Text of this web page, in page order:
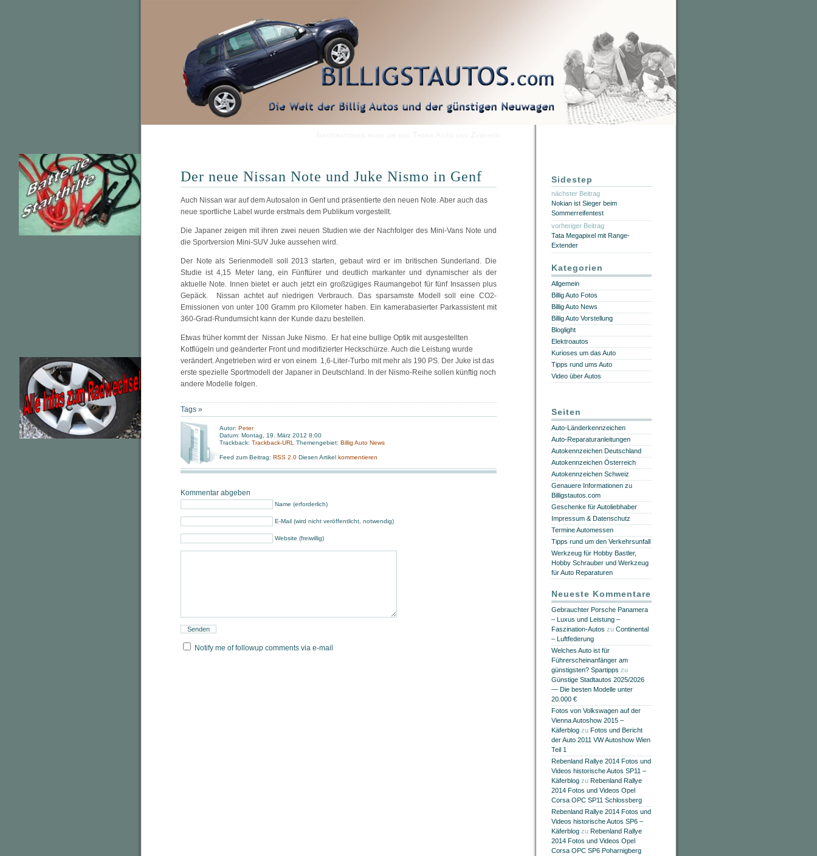
Der neue Nissan Note und Juke Nismo in Genf
Auch Nissan war auf dem Autosalon in Genf und präsentierte den neuen Note. Aber auch das
neue sportliche Label wurde erstmals dem Publikum vorgestellt.
Die Japaner zeigen mit ihren zwei neuen Studien wie der Nachfolger des Mini-Vans Note und
die Sportversion Mini-SUV Juke aussehen wird.
Der Note als Serienmodell soll 2013 starten, gebaut wird er im britischen Sunderland. Die
Studie ist 4,15 Meter lang, ein Fünftürer und deutlich markanter und dynamischer als der
aktuelle Note. Innen bietet er auch jetzt ein großzügiges Raumangebot für fünf Insassen plus
Gepäck. Nissan achtet auf niedrigen Verbrauch. Das sparsamste Modell soll eine CO2-
Emissionen von unter 100 Gramm pro Kilometer haben. Ein kamerabasierter Parkassistent mit
360-Grad-Rundumsicht kann der Kunde dazu bestellen.
Etwas früher kommt der Nissan Juke Nismo. Er hat eine bullige Optik mit ausgestellten
Kotflügeln und geänderter Front und modifizierter Heckschürze. Auch die Leistung wurde
verändert. Angetrieben wird er von einem 1,6-Liter-Turbo mit mehr als 190 PS. Der Juke ist das
erste spezielle Sportmodell der Japaner in Deutschland. In der Nismo-Reihe sollen künftig noch
andere Modelle folgen.
Tags »
Autor: Peter
Datum: Montag, 19. März 2012 8:00
Trackback: Trackback-URL Themengebiet: Billig Auto News
Feed zum Beitrag: RSS 2.0 Diesen Artikel kommentieren
Kommentar abgeben
Name (erforderlich)
E-Mail (wird nicht veröffentlicht, notwendig)
Website (freiwillig)
Notify me of followup comments via e-mail
Sidestep
nächster Beitrag
Nokian ist Sieger beim
Sommerreifentest
vorheriger Beitrag
Tata Megapixel mit Range-
Extender
Kategorien
Allgemein
Billig Auto Fotos
Billig Auto News
Billig Auto Vorstellung
Bloglight
Elektroautos
Kurioses um das Auto
Tipps rund ums Auto
Video über Autos
Seiten
Auto-Länderkennzeichen
Auto-Reparaturanleitungen
Autokennzeichen Deutschland
Autokennzeichen Österreich
Autokennzeichen Schweiz
Genauere Informationen zu
Billigstautos.com
Geschenke für Autoliebhaber
Impressum & Datenschutz
Termine Automessen
Tipps rund um den Verkehrsunfall
Werkzeug für Hobby Bastler,
Hobby Schrauber und Werkzeug
für Auto Reparaturen
Neueste Kommentare
Gebrauchter Porsche Panamera
– Luxus und Leistung –
Faszination-Autos zu Continental
– Luftfederung
Welches Auto ist für
Führerscheinanfänger am
günstigsten? Spartipps zu
Günstige Stadtautos 2025/2026
— Die besten Modelle unter
20.000 €
Fotos von Volkswagen auf der
Vienna Autoshow 2015 –
Käferblog zu Fotos und Bericht
der Auto 2011 VW Autoshow Wien
Teil 1
Rebenland Rallye 2014 Fotos und
Videos historische Autos SP11 –
Käferblog zu Rebenland Rallye
2014 Fotos und Videos Opel
Corsa OPC SP11 Schlossberg
Rebenland Rallye 2014 Fotos und
Videos historische Autos SP6 –
Käferblog zu Rebenland Rallye
2014 Fotos und Videos Opel
Corsa OPC SP6 Poharnigberg